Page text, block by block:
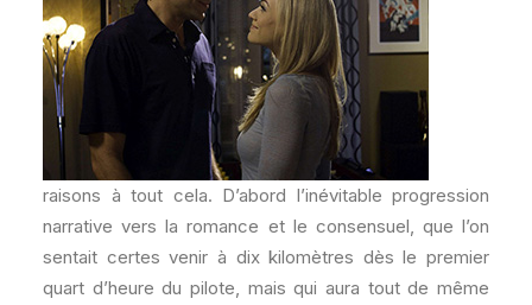
raisons à tout cela. D’abord l’inévitable progression
narrative vers la romance et le consensuel, que l’on
sentait certes venir à dix kilomètres dès le premier
quart d’heure du pilote, mais qui aura tout de même